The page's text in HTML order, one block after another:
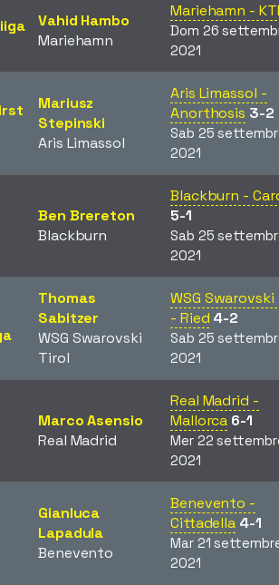
Vahid Hambo
Mariehamn
Mariehamn -
Dom 26
2021
Mariusz
Stepinski
Aris Limassol
Aris Limassol -
Anorthosis 3-2
Sab 25
2021
Ben Brereton
Blackburn
Blackburn -
5-1
Sab 25
2021
Thomas
Sabitzer
WSG Swarovski
Tirol
WSG
- Ried 4-2
Sab 25
2021
Marco Asensio
Real Madrid
Real Madrid -
Mallorca 6-1
Mer 22
2021
Gianluca
Lapadula
Benevento
Benevento -
Cittadella 4-1
Mar 21
2021